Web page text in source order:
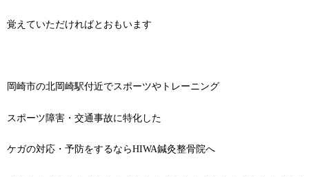
覚えていただければとおもいます
岡崎市の北岡崎駅付近でスポーツやトレーニング
スポーツ障害・交通事故に特化した
ケガの対応・予防をするならHIWA鍼灸整骨院へ